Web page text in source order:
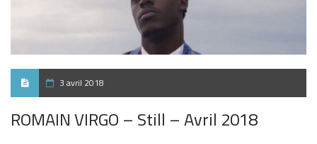
3 avril 2018
ROMAIN VIRGO – Still – Avril 2018